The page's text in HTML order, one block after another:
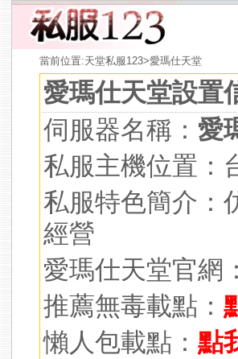
當前位置:天堂私服123>愛瑪仕天堂
愛瑪仕天堂設置
伺服器名稱： 愛
私服主機位置：
私服特色簡介：
經營
愛瑪仕天堂官網：
推薦無毒載點：
懶人包載點： 點